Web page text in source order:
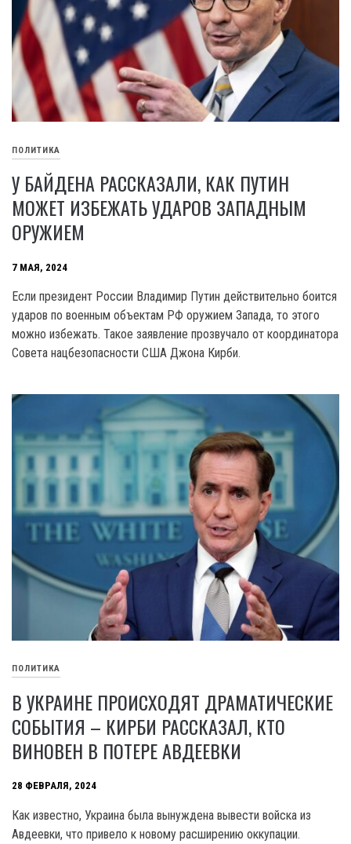
ПОЛИТИКА
У БАЙДЕНА РАССКАЗАЛИ, КАК ПУТИН
МОЖЕТ ИЗБЕЖАТЬ УДАРОВ ЗАПАДНЫМ
ОРУЖИЕМ
7 МАЯ, 2024
Если президент России Владимир Путин действительно боится
ударов по военным объектам РФ оружием Запада, то этого
можно избежать. Такое заявление прозвучало от координатора
Совета нацбезопасности США Джона Кирби.
ПОЛИТИКА
В УКРАИНЕ ПРОИСХОДЯТ ДРАМАТИЧЕСКИЕ
СОБЫТИЯ – КИРБИ РАССКАЗАЛ, КТО
ВИНОВЕН В ПОТЕРЕ АВДЕЕВКИ
28 ФЕВРАЛЯ, 2024
Как известно, Украина была вынуждена вывести войска из
Авдеевки, что привело к новому расширению оккупации.